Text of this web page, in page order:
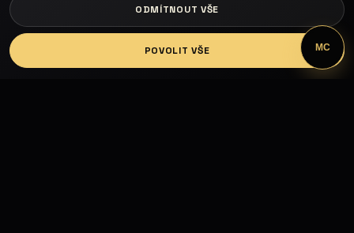
LOGIN
ODMÍTNOUT VŠE
POVOLIT VŠE MC